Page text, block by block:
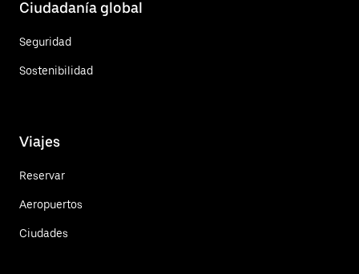
Ciudadanía global
Seguridad
Sostenibilidad
Viajes
Reservar
Aeropuertos
Ciudades